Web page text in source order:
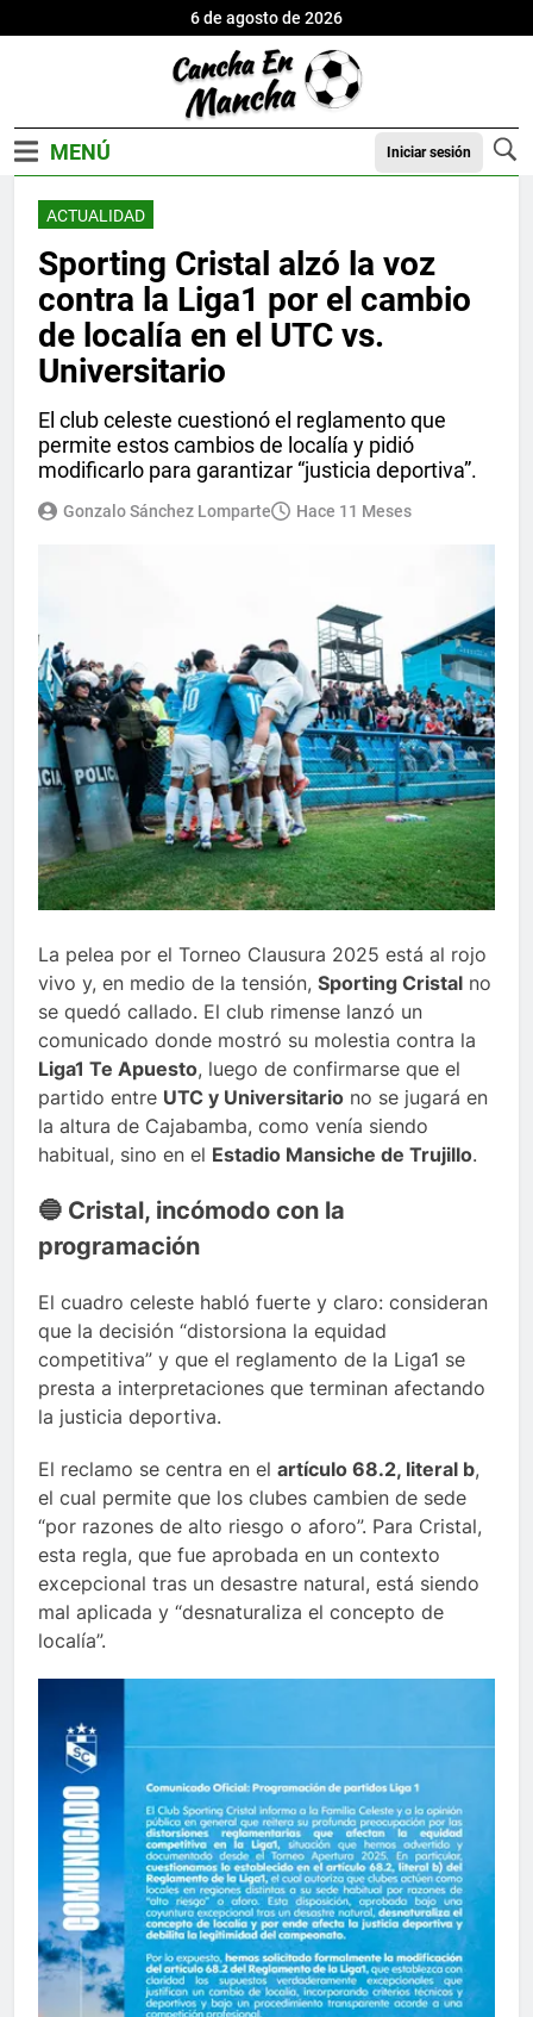
6 de agosto de 2026
Iniciar sesión
ACTUALIDAD
Sporting Cristal alzó la voz
contra la Liga1 por el cambio
de localía en el UTC vs.
Universitario
El club celeste cuestionó el reglamento que
permite estos cambios de localía y pidió
modificarlo para garantizar “justicia deportiva”.
Gonzalo Sánchez Lomparte Hace 11 Meses
La pelea por el Torneo Clausura 2025 está al rojo
vivo y, en medio de la tensión, Sporting Cristal no
se quedó callado. El club rimense lanzó un
comunicado donde mostró su molestia contra la
Liga1 Te Apuesto, luego de confirmarse que el
partido entre UTC y Universitario no se jugará en
la altura de Cajabamba, como venía siendo
habitual, sino en el Estadio Mansiche de Trujillo.
🔵 Cristal, incómodo con la
programación
El cuadro celeste habló fuerte y claro: consideran
que la decisión “distorsiona la equidad
competitiva” y que el reglamento de la Liga1 se
presta a interpretaciones que terminan afectando
la justicia deportiva.
El reclamo se centra en el artículo 68.2, literal b,
el cual permite que los clubes cambien de sede
“por razones de alto riesgo o aforo”. Para Cristal,
esta regla, que fue aprobada en un contexto
excepcional tras un desastre natural, está siendo
mal aplicada y “desnaturaliza el concepto de
localía”.